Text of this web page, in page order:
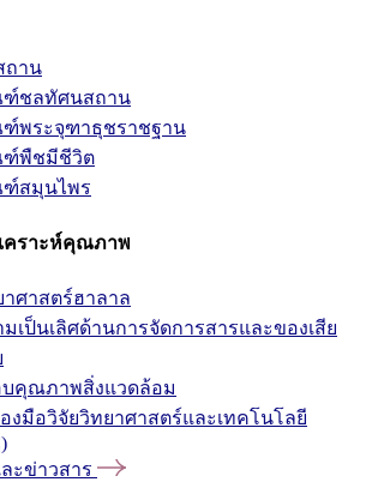
ถาน
ชลทัศนสถาน
พระจุฑาธุชราชฐาน
พืชมีชีวิต
สมุนไพร
คราะห์คุณภาพ
ศาสตร์ฮาลาล
เป็นเลิศด้านการจัดการสารและของเสีย
บคุณภาพสิ่งแวดล้อม
งมือวิจัยวิทยาศาสตร์และเทคโนโลยี
ะข่าวสาร